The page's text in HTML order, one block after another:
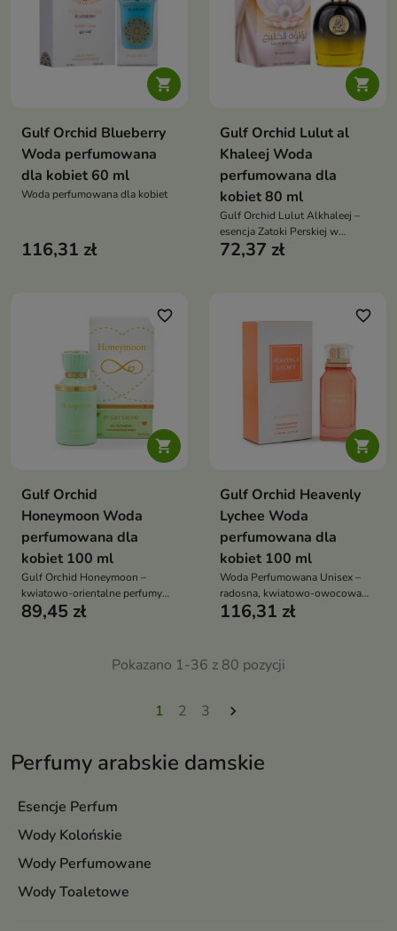
Perfumy arabskie damskie
Esencje Perfum
Wody Kolońskie
Wody Perfumowane
Wody Toaletowe

Gulf Orchid Blueberry
Woda perfumowana
dla kobiet 60 ml
Woda perfumowana dla kobiet
116,31 zł

Gulf Orchid Lulut al
Khaleej Woda
perfumowana dla
kobiet 80 ml
Gulf Orchid Lulut Alkhaleej –
esencja Zatoki Perskiej w
eleganckim wydaniu. Świeża
a bazę domyka suche drewno i
72,37 zł

favorite_border
Gulf Orchid
Honeymoon Woda
perfumowana dla
kobiet 100 ml
Gulf Orchid Honeymoon –
kwiatowo-orientalne perfumy
unisex. Mandarynka,
89,45 zł

favorite_border
Gulf Orchid Heavenly
Lychee Woda
perfumowana dla
kobiet 100 ml
Woda Perfumowana Unisex –
radosna, kwiatowo-owocowa
kompozycja pełna świeżości i
serce z fiołkiem i różą oraz baza
z malin, piżma i cedru tworzą
116,31 zł
Pokazano 1-36 z 80 pozycji
1 2 3 